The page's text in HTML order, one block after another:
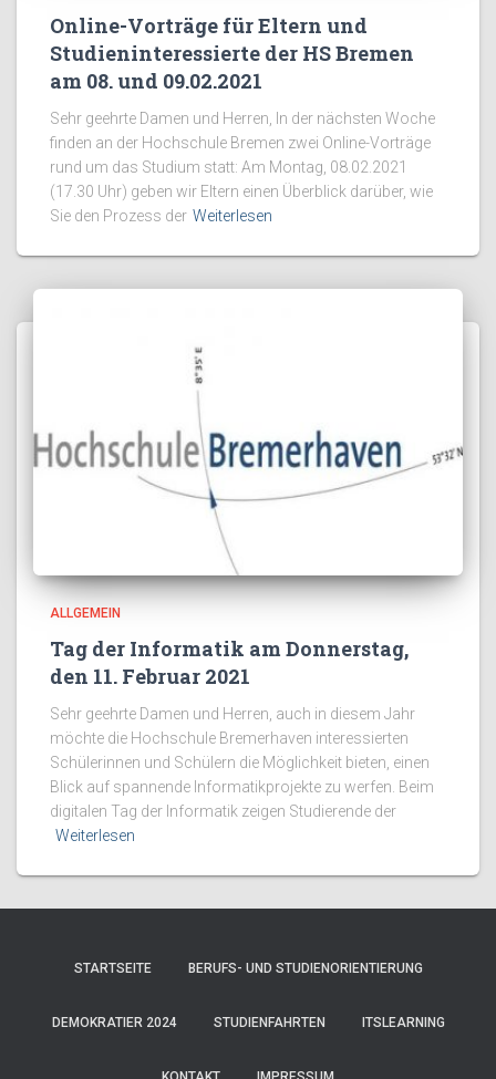
Online-Vorträge für Eltern und
Studieninteressierte der HS Bremen
am 08. und 09.02.2021
Sehr geehrte Damen und Herren, In der nächsten Woche
finden an der Hochschule Bremen zwei Online-Vorträge
rund um das Studium statt: Am Montag, 08.02.2021
(17.30 Uhr) geben wir Eltern einen Überblick darüber, wie
Sie den Prozess der Weiterlesen
ALLGEMEIN
Tag der Informatik am Donnerstag,
den 11. Februar 2021
Sehr geehrte Damen und Herren, auch in diesem Jahr
möchte die Hochschule Bremerhaven interessierten
Schülerinnen und Schülern die Möglichkeit bieten, einen
Blick auf spannende Informatikprojekte zu werfen. Beim
digitalen Tag der Informatik zeigen Studierende der
Weiterlesen
STARTSEITE BERUFS- UND STUDIENORIENTIERUNG
DEMOKRATIER 2024 STUDIENFAHRTEN ITSLEARNING